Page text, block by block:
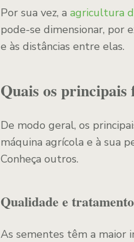
Por sua vez, a agricultura
pode-se dimensionar, por
e às distâncias entre elas.
Quais os
De modo geral, os
máquina agrícola e à sua
Conheça outros.
Qualidade e
As sementes têm a maior